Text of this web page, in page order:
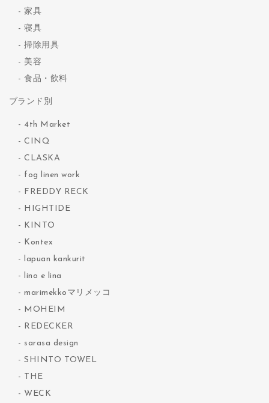
家具
寝具
掃除用具
美容
食品・飲料
ブランド別
4th Market
CINQ
CLASKA
fog linen work
FREDDY RECK
HIGHTIDE
KINTO
Kontex
lapuan kankurit
lino e lina
marimekkoマリメッコ
MOHEIM
REDECKER
sarasa design
SHINTO TOWEL
THE
WECK